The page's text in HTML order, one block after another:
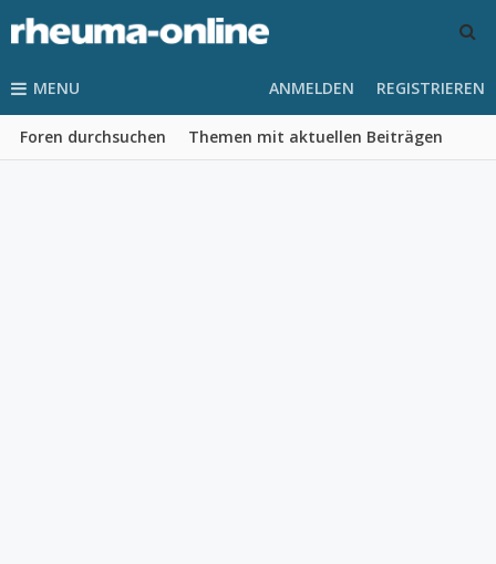
MENU
Foren durchsuchen Themen mit aktuellen Beiträgen
ANMELDEN REGISTRIEREN